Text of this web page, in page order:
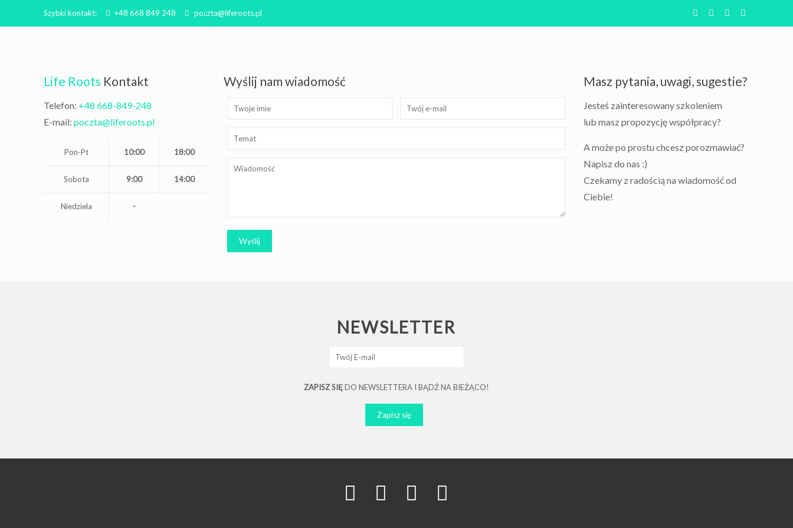
Szybki kontakt: +48 668 849 248 poczta@liferoots.pl
Life Roots Kontakt
Telefon: +48 668-849-248
E-mail:poczta@liferoots.pl
Pon-Pt 10:00 18:00
Sobota 9:00 14:00
Niedziela -
Wyślij nam wiadomość Masz pytania, uwagi, sugestie?
Jesteś zainteresowany szkoleniem
lub masz propozycję współpracy?
A może po prostu chcesz porozmawiać?
Napisz do nas :)
Czekamy z radością na wiadomość od
Ciebie!
NEWSLETTER
ZAPISZ SIĘDO NEWSLETTERA I BĄDŹ NA BIEŻĄCO!